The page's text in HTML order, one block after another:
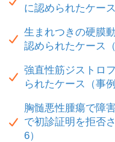
に認められたケー
生まれつきの硬膜
認められたケース
強直性筋ジストロ
られたケース（事
胸髄悪性腫瘍で障
で初診証明を拒否
6）